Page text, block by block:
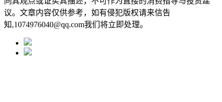
议。文章内容仅供参考，如有侵犯版权请来信告
知,1074976040@qq.com我们将立即处理。